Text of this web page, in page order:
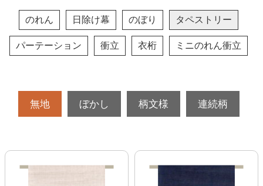
のれん 日除け幕 のぼり タペストリー
パーテーション 衝立 衣桁 ミニのれん衝立
無地 ぼかし 柄文様 連続柄